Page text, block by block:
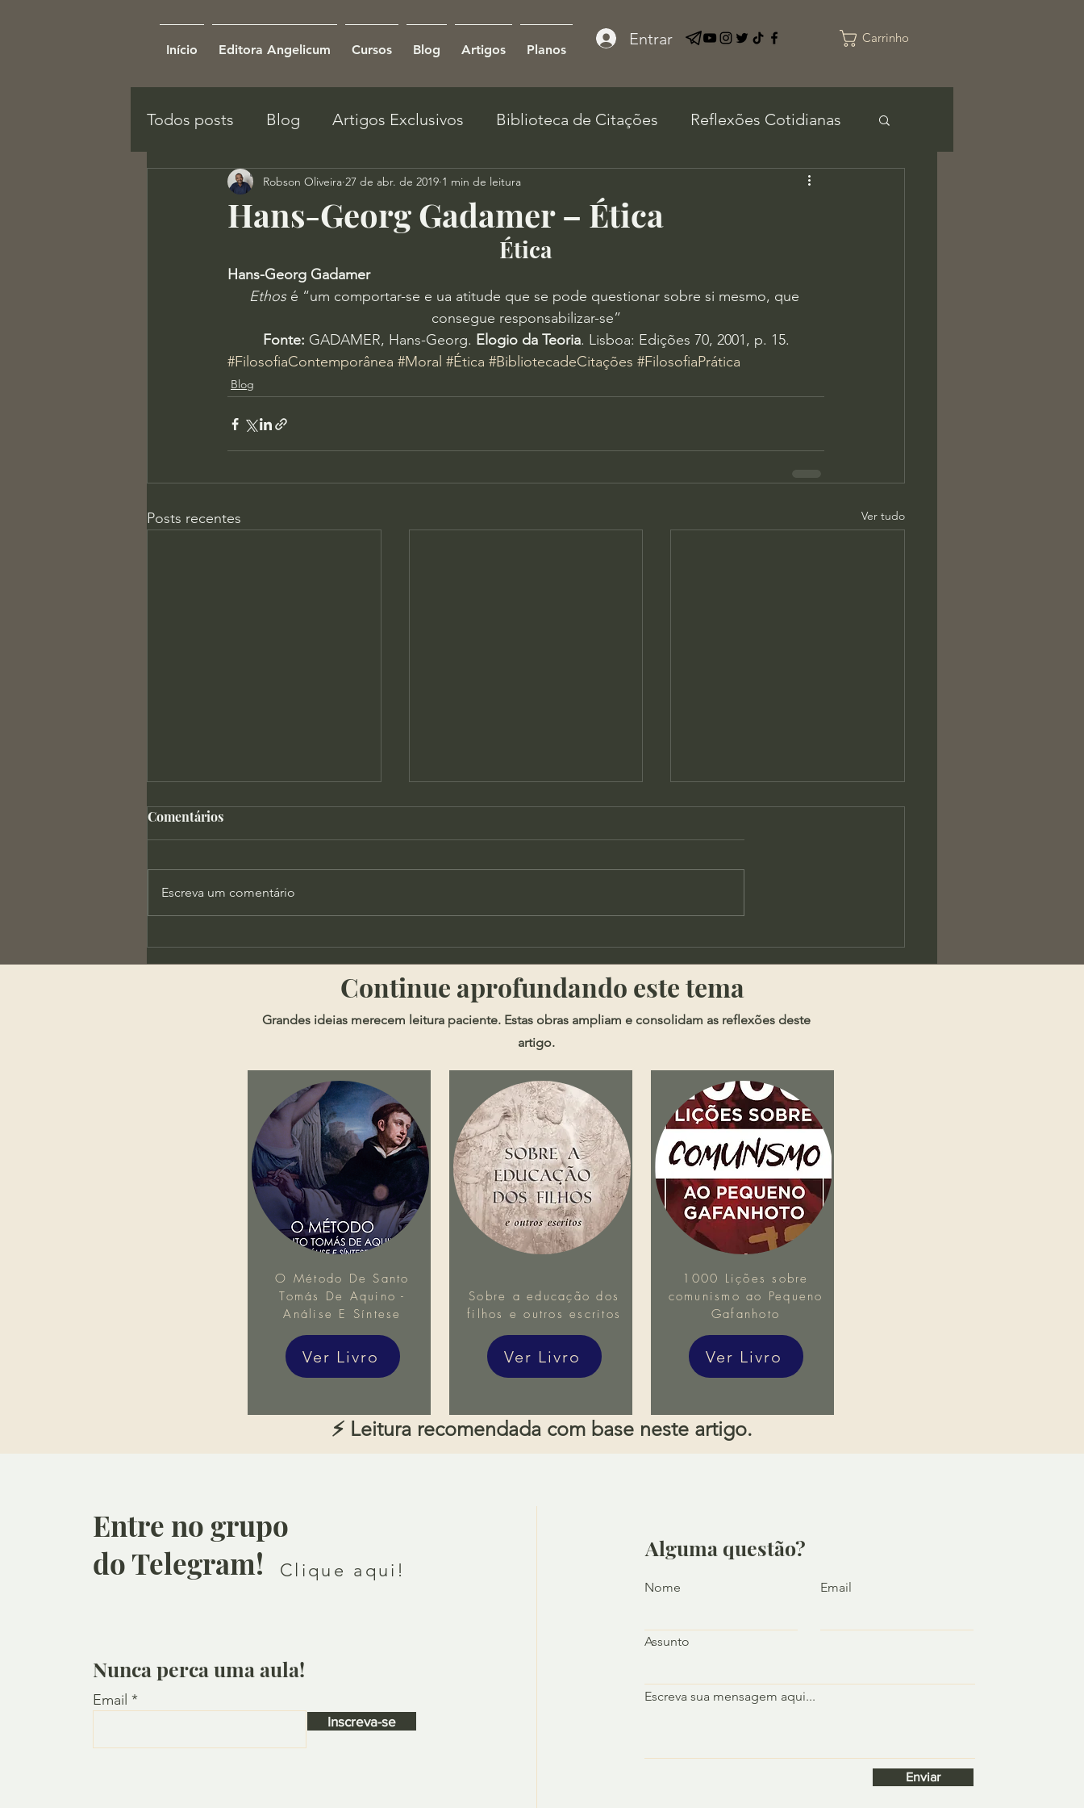
Início Editora Angelicum Cursos Blog Artigos Planos
Entrar Carrinho
Todos posts Blog Artigos Exclusivos Biblioteca de Citações Reflexões Cotidianas
Hans-Georg Gadamer – Ética
Robson Oliveira 27 de abr. de 2019 1 min de leitura
Ética
Hans-Georg Gadamer
Ethos é “um comportar-se e ua atitude que se pode questionar sobre si mesmo, que
consegue responsabilizar-se”
Fonte: GADAMER, Hans-Georg. Elogio da Teoria. Lisboa: Edições 70, 2001, p. 15.
#FilosofiaContemporânea #Moral #Ética #BibliotecadeCitações #FilosofiaPrática
Blog
Posts recentes Ver tudo
X-Men Evolution e a
Importância da Autoridade
Cortes - Qual o lugar da
possessões na doutrina
cristã?
Sophos - A Chaga da
Segurança Pública
Comentários
Escreva um comentário
​​​Continue aprofundando este tema
Grandes ideias merecem leitura paciente. Estas obras ampliam e consolidam as reflexões deste
artigo.
⚡ Leitura recomendada com base neste artigo.
O Método De Santo
Tomás De Aquino -
Análise E Síntese
Ver Livro
Sobre a educação dos
filhos e outros escritos
Ver Livro
1000 Lições sobre
comunismo ao Pequeno
Gafanhoto
Ver Livro
Entre no grupo
do Telegram!
Clique aqui!
Nunca perca uma aula!
Email
Inscreva-se
Alguma questão?
Nome Email
Assunto
Escreva sua mensagem aqui...
Enviar